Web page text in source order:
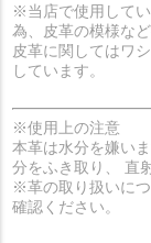
※当店で使用して
為、皮革の模様な
皮革に関してはワ
しています。
※使用上の注意
本革は水分を嫌い
分をふき取り、 直
※革の取り扱いに
確認ください。